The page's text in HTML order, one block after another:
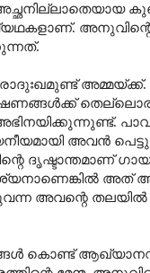
വ്യഥകളാണ്.
അമ്മയ്ക്ക്.
അഭിനയിക്കുന്നുണ്ട്.
ദൃഷ്ടാന്തമാണ്
അത്
അവന്റെ തലയിൽ
കൊണ്ട്